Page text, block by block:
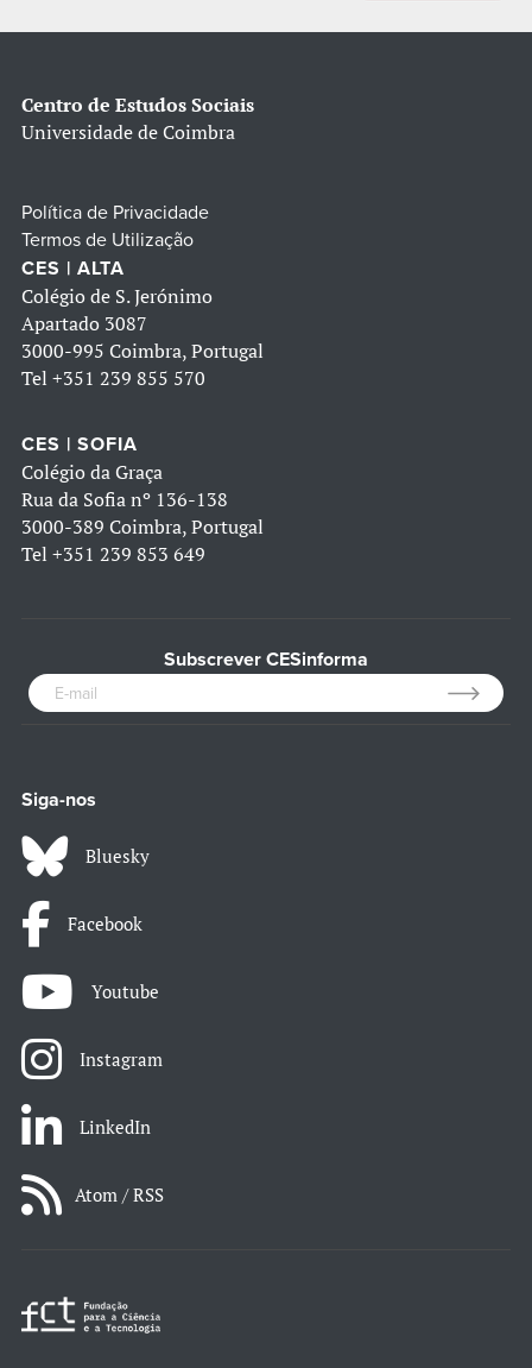
Centro de Estudos Sociais
Universidade de Coimbra
Política de Privacidade
Termos de Utilização
CES | ALTA
Colégio de S. Jerónimo
Apartado 3087
3000-995 Coimbra, Portugal
Tel +351 239 855 570
CES | SOFIA
Colégio da Graça
Rua da Sofia nº 136-138
3000-389 Coimbra, Portugal
Tel +351 239 853 649
Subscrever CESinforma
Siga-nos
Bluesky
Facebook
Youtube
Instagram
LinkedIn
Atom / RSS